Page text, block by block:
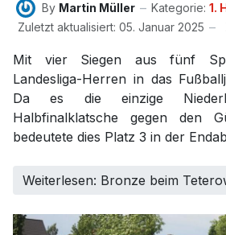
By Martin Müller Kategorie: 1.
Zuletzt aktualisiert: 05. Januar 2025
Mit vier Siegen aus fünf
Landesliga-Herren in das
Da es die einzige
Halbfinalklatsche gegen den
bedeutete dies Platz 3 in der
Weiterlesen: Bronze beim